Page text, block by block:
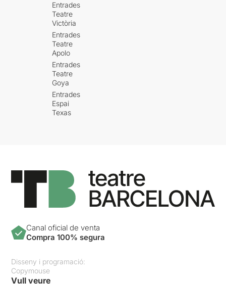
Entrades
Teatre
Victòria
Entrades
Teatre
Apolo
Entrades
Teatre
Goya
Entrades
Espai
Texas
Canal oficial de venta
Compra 100% segura
Disseny i programació:
Copymouse
Vull veure